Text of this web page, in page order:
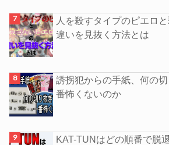
人を殺すタイプのピエロ
違いを見抜く方法とは
誘拐犯からの手紙、何の
番怖くないのか
KAT-TUNはどの順番で脱